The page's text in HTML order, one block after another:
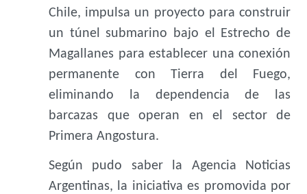
Chile, impulsa un proyecto para construir
un túnel submarino bajo el Estrecho de
Magallanes para establecer una conexión
permanente con Tierra del Fuego,
eliminando la dependencia de las
barcazas que operan en el sector de
Primera Angostura.
Según pudo saber la Agencia Noticias
Argentinas, la iniciativa es promovida por